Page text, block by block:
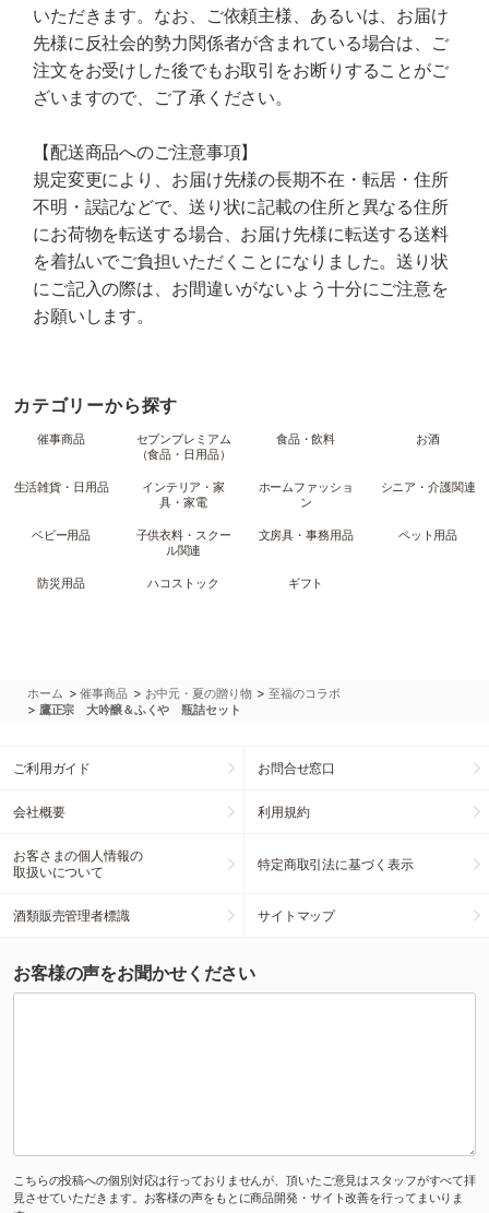
いただきます。なお、ご依頼主様、あるいは、お届け
先様に反社会的勢力関係者が含まれている場合は、ご
注文をお受けした後でもお取引をお断りすることがご
ざいますので、ご了承ください。
【配送商品へのご注意事項】
規定変更により、お届け先様の長期不在・転居・住所
不明・誤記などで、送り状に記載の住所と異なる住所
にお荷物を転送する場合、お届け先様に転送する送料
を着払いでご負担いただくことになりました。送り状
にご記入の際は、お間違いがないよう十分にご注意を
お願いします。
カテゴリーから探す
催事商品
セブンプレミアム
（食品・日用品）
食品・飲料 お酒
生活雑貨・日用品
インテリア・家
具・家電
ホームファッショ
ン
シニア・介護関連
ベビー用品
子供衣料・スクー
ル関連
文房具・事務用品 ペット用品
防災用品 ハコストック ギフト
ホーム >催事商品 > お中元・夏の贈り物 >至福のコラボ
> 鷹正宗 大吟醸＆ふくや 瓶詰セット
ご利用ガイド お問合せ窓口
会社概要 利用規約
お客さまの個人情報の
取扱いについて
特定商取引法に基づく表示
酒類販売管理者標識 サイトマップ
お客様の声をお聞かせください
こちらの投稿への個別対応は行っておりませんが、頂いたご意見はスタッフがすべて拝
見させていただきます。お客様の声をもとに商品開発・サイト改善を行ってまいりま